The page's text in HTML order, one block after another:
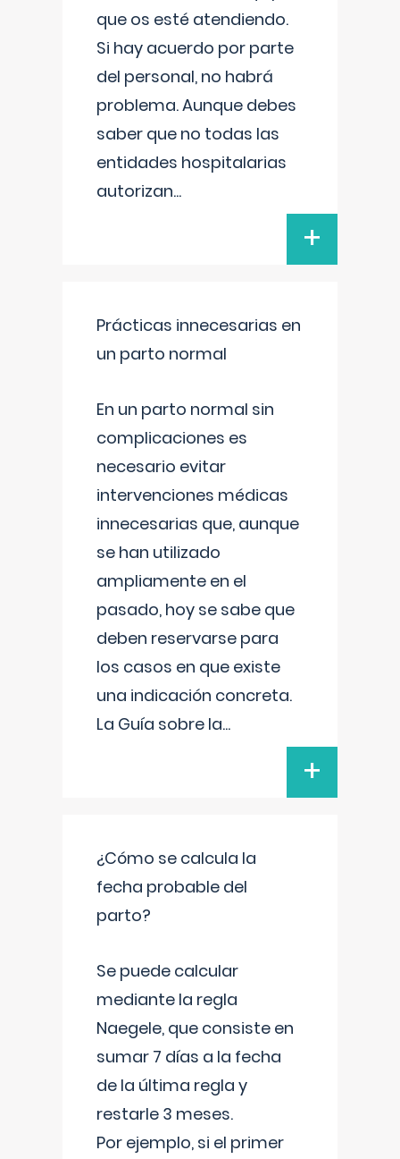
que os esté atendiendo.
Si hay acuerdo por parte
del personal, no habrá
problema. Aunque debes
saber que no todas las
entidades hospitalarias
autorizan...
+
Prácticas innecesarias en
un parto normal
En un parto normal sin
complicaciones es
necesario evitar
intervenciones médicas
innecesarias que, aunque
se han utilizado
ampliamente en el
pasado, hoy se sabe que
deben reservarse para
los casos en que existe
una indicación concreta.
La Guía sobre la...
+
¿Cómo se calcula la
fecha probable del
parto?
Se puede calcular
mediante la regla
Naegele, que consiste en
sumar 7 días a la fecha
de la última regla y
restarle 3 meses.
Por ejemplo, si el primer